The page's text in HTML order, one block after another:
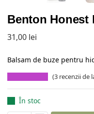
Benton Honest
31,00 lei
Balsam de buze pentru
(3 recenzii de
În stoc